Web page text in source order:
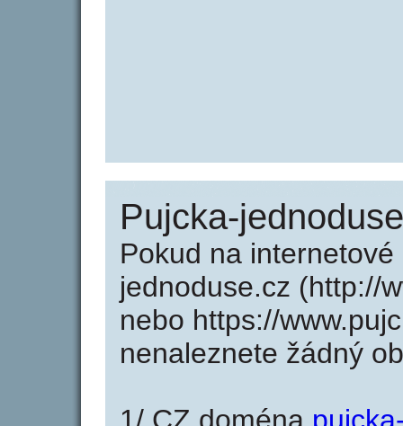
Pujcka-
Pokud na
jednoduse.cz (http://
nebo https://
nenaleznete žádný